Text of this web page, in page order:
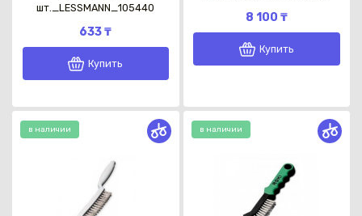
шт._LESSMANN_105440
633 ₸
Купить
8 100 ₸
Купить
в наличии в наличии